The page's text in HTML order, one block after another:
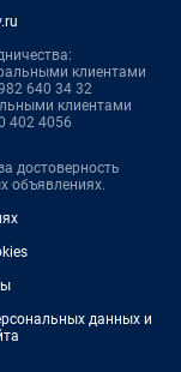
клиентами
640 34 32
клиентами
402 4056
достоверность
объявлениях.
данных и